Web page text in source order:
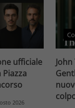
ufficiale
2026